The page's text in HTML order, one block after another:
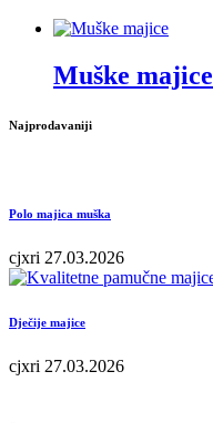
Muške majice
Najprodavaniji
Polo majica muška
cjxri 27.03.2026
Dječije majice
cjxri 27.03.2026